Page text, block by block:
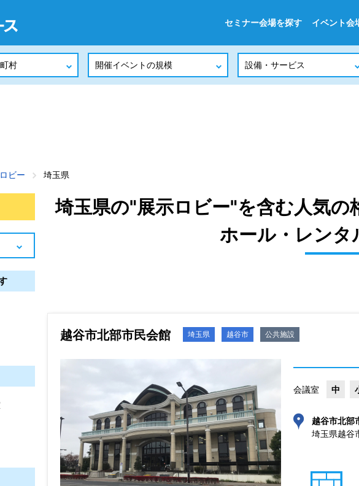
セミナー会場を探す イベント会
ビー 埼玉県
埼玉県の"展示ロビー"を含む人気の
ホール・レンタ
越谷市北部市民会館 埼玉県 越谷市 公共施設
会議室 中
越谷市北部
埼玉県越谷